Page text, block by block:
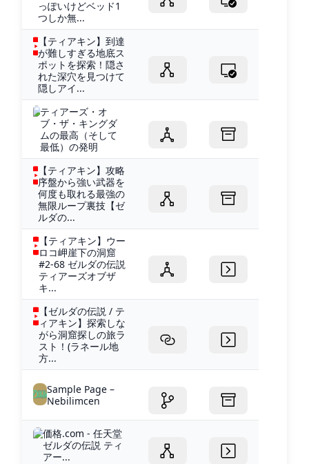
っぽいけどベッド1
つしか無...
【ティアキン】到達
が難しすぎる地底ス
ポットを探索！隠さ
れた深穴を見つけて
隠しアイ...
ティアーズ・オ
ブ・ザ・キングダ
ムの最高（そして
最低）の発明
【ティアキン】攻略
序盤から強い武器を
何度も取れる最強の
無限ループ裏技【ゼ
ルダの...
【ティアキン】ウー
ロコ岬崖下の洞窟
#2-68 ゼルダの伝説
ティアーズオブザ
キ...
【ゼルダの伝説 / テ
ィアキン】探索しな
がら洞窟探しの旅ラ
スト！(ラネール地
方...
Sample Page –
Nebilimcen
価格.com - 任天堂
ゼルダの伝説 ティ
アー...